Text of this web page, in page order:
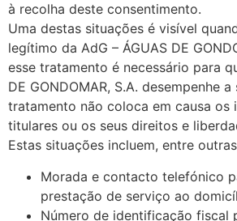
à recolha deste consentimento.
Uma destas situações é visível
legítimo da AdG – ÁGUAS DE
esse tratamento é necessário para
DE GONDOMAR, S.A. desempenhe
tratamento não coloca em causa os
titulares ou os seus direitos e
Estas situações incluem, entre
Morada e contacto telefónico
prestação de serviço ao
Número de identificação fiscal